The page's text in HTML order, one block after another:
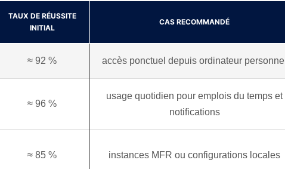
TAUX DE RÉUSSITE
INITIAL
CAS RECOMMANDÉ
≈ 92 % accès ponctuel depuis ordinateur personnel
≈ 96 %
usage quotidien pour emplois du temps et
notifications
≈ 85 % instances MFR ou configurations locales